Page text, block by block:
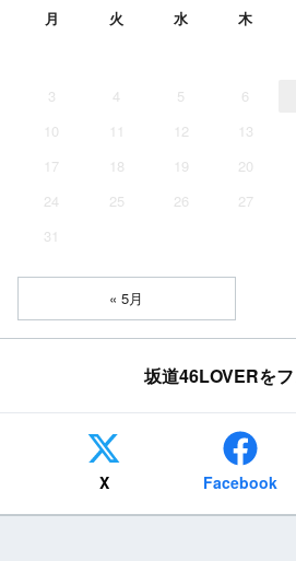
月 火 水 木
3
4 5 6
10
11 12 13
17
18 19 20
24
25 26 27
31
« 5月
坂道46LOVERを
X Facebook